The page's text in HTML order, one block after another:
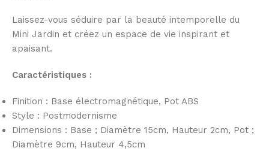
Laissez-vous séduire par la beauté intemporelle du
Mini Jardin et créez un espace de vie inspirant et
apaisant.
Caractéristiques :
Finition : Base électromagnétique, Pot ABS
Style : Postmodernisme
Dimensions : Base ; Diamètre 15cm, Hauteur 2cm, Pot ;
Diamètre 9cm, Hauteur 4,5cm